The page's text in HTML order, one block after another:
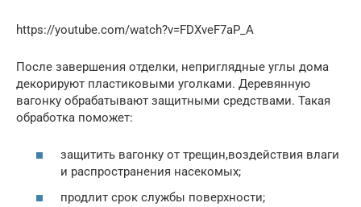
https://youtube.com/watch?v=FDXveF7aP_A
После завершения отделки, неприглядные углы дома
декорируют пластиковыми уголками. Деревянную
вагонку обрабатывают защитными средствами. Такая
обработка поможет:
защитить вагонку от трещин,воздействия влаги
и распространения насекомых;
продлит срок службы поверхности;